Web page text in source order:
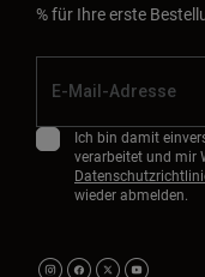
% für Ihre erste
Ich bin damit
verarbeitet und mir
wieder abmelden.